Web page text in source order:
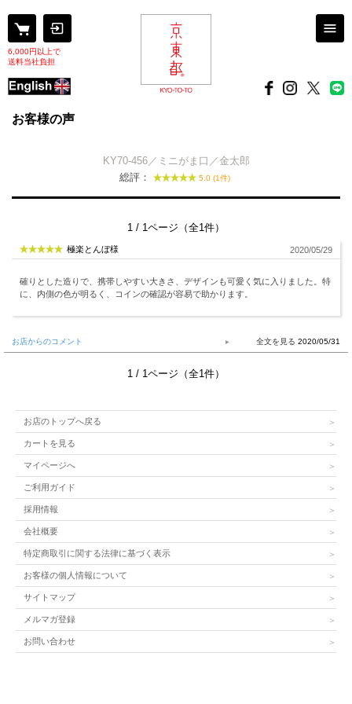
6,000円以上で
送料当社負担
お客様の声
KY70-456／ミニがま口／金太郎
総評：
5.0 (1件)
1 / 1ページ（全1件）
極楽とんぼ様 2020/05/29
確りとした造りで、携帯しやすい大きさ、デザインも可愛く気に入りました。特
に、内側の色が明るく、コインの確認が容易で助かります。
お店からのコメント 2020/05/31
1 / 1ページ（全1件）
お店のトップへ戻る
カートを見る
マイページへ
ご利用ガイド
採用情報
会社概要
特定商取引に関する法律に基づく表示
お客様の個人情報について
サイトマップ
メルマガ登録
お問い合わせ